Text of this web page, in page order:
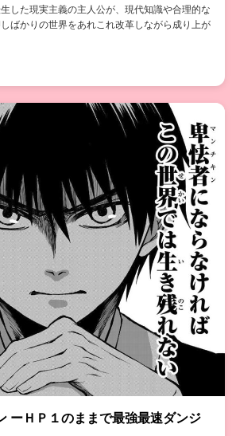
した現実主義の主人公が、現代知識や合理的な
ばかりの世界をあれこれ改革しながら成り上が
ーＨＰ１のままで最強最速ダンジ